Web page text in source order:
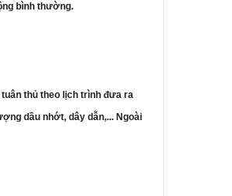
bình thường.
thủ theo lịch trình đưa ra
dầu nhớt, dây dẫn,... Ngoài